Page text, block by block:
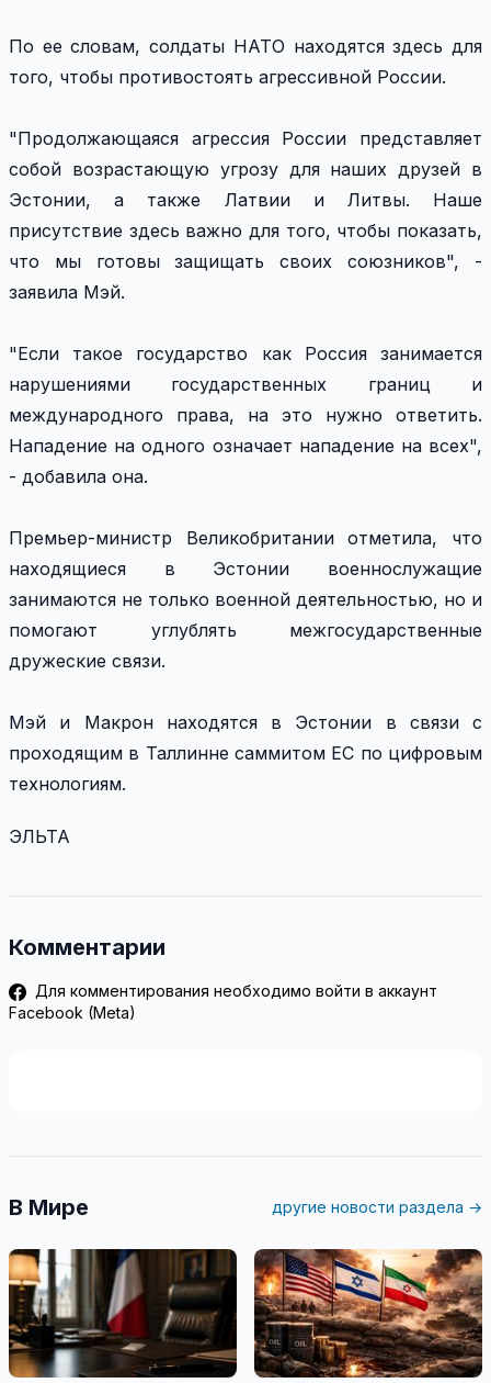
По ее словам, солдаты НАТО находятся здесь для
того, чтобы противостоять агрессивной России.
"Продолжающаяся агрессия России представляет
собой возрастающую угрозу для наших друзей в
Эстонии, а также Латвии и Литвы. Наше
присутствие здесь важно для того, чтобы показать,
что мы готовы защищать своих союзников", -
заявила Мэй.
"Если такое государство как Россия занимается
нарушениями государственных границ и
международного права, на это нужно ответить.
Нападение на одного означает нападение на всех",
- добавила она.
Премьер-министр Великобритании отметила, что
находящиеся в Эстонии военнослужащие
занимаются не только военной деятельностью, но и
помогают углублять межгосударственные
дружеские связи.
Мэй и Макрон находятся в Эстонии в связи с
проходящим в Таллинне саммитом ЕС по цифровым
технологиям.
ЭЛЬТА
Комментарии
Для комментирования необходимо войти в аккаунт
Facebook (Meta)
В Мире другие новости раздела →